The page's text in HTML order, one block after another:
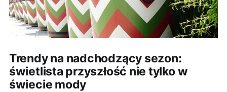
Trendy na nadchodzący sezon:
świetlista przyszłość nie tylko w
świecie mody